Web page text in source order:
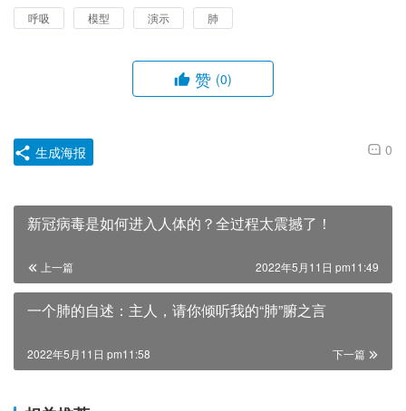
呼吸 模型 演示 肺
赞 (0)
0
生成海报
新冠病毒是如何进入人体的？全过程太震撼了！
上一篇 2022年5月11日 pm11:49
一个肺的自述：主人，请你倾听我的“肺”腑之言
下一篇
2022年5月11日 pm11:58